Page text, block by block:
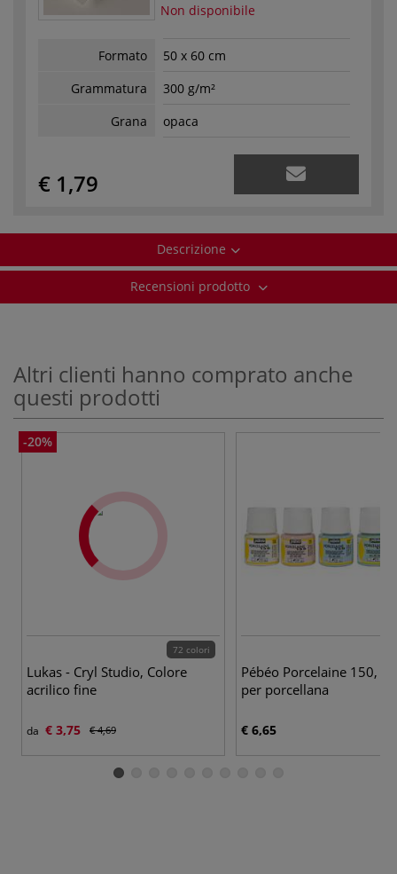
Non disponibile
Formato
50 x 60 cm
Grammatura
300 g/m²
Grana
opaca
€ 1,79
Descrizione
Recensioni prodotto
Altri clienti hanno comprato anche
questi prodotti
-20%
72 colori
Lukas - Cryl Studio, Colore
acrilico fine
da € 3,75 € 4,69
Pébéo Porcelaine 150,
per porcellana
€ 6,65